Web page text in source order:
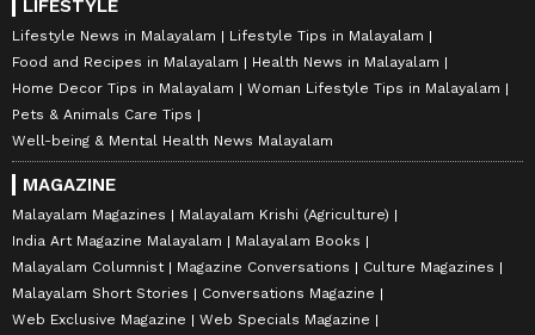
LIFESTYLE
Lifestyle News in Malayalam
Lifestyle Tips in Malayalam
Food and Recipes in Malayalam
Health News in Malayalam
Home Decor Tips in Malayalam
Woman Lifestyle Tips in Malayalam
Pets & Animals Care Tips
Well-being & Mental Health News Malayalam
MAGAZINE
Malayalam Magazines
Malayalam Krishi (Agriculture)
India Art Magazine Malayalam
Malayalam Books
Malayalam Columnist
Magazine Conversations
Culture Magazines
Malayalam Short Stories
Conversations Magazine
Web Exclusive Magazine
Web Specials Magazine